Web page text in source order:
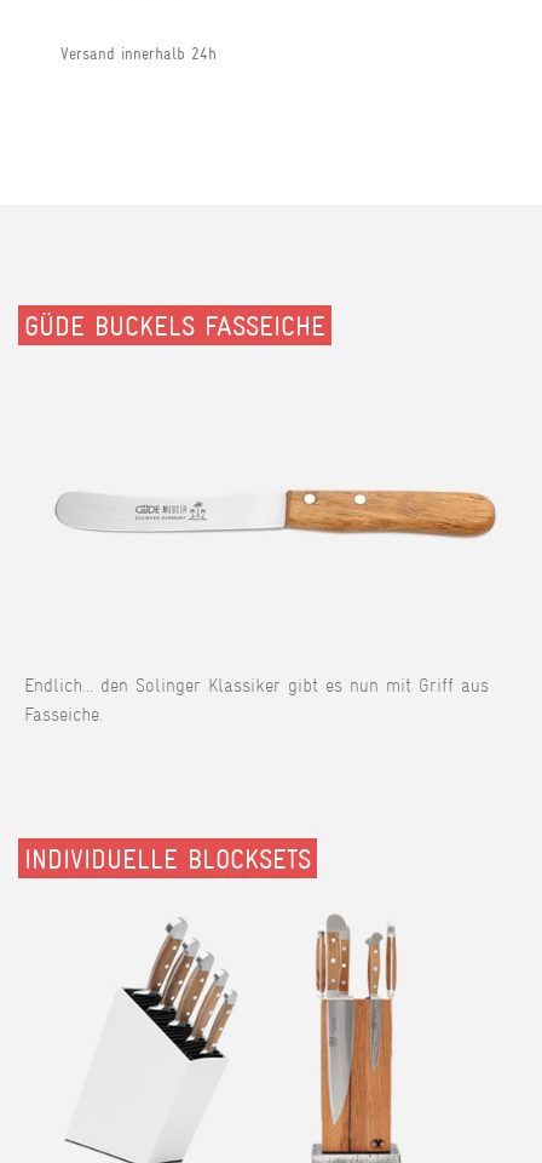
Versand innerhalb 24h
GÜDE BUCKELS FASSEICHE
Endlich... den Solinger Klassiker gibt es nun mit Griff aus
Fasseiche.
INDIVIDUELLE BLOCKSETS